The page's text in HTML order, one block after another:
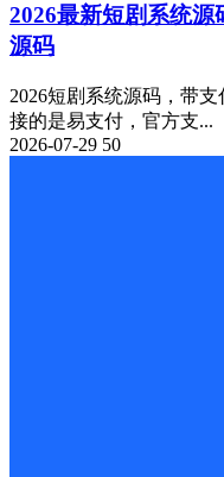
2026最新短剧系统源
源码
2026短剧系统源码，带
接的是易支付，官方支...
2026-07-29 50